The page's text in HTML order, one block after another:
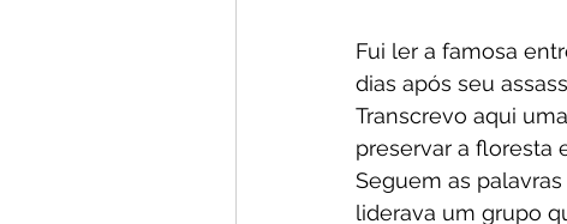
Fui ler a famosa
dias após seu
Transcrevo aqui
preservar a floresta
Seguem as
liderava um grupo